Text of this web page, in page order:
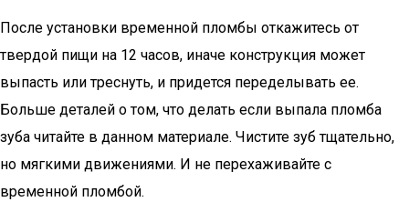
После установки временной пломбы откажитесь от
твердой пищи на 12 часов, иначе конструкция может
выпасть или треснуть, и придется переделывать ее.
Больше деталей о том, что делать если выпала пломба
зуба читайте в данном материале. Чистите зуб тщательно,
но мягкими движениями. И не перехаживайте с
временной пломбой.